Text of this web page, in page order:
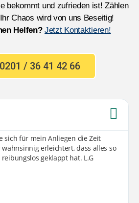
bekommt und zufrieden ist! Zählen
Chaos wird von uns Beseitig!
Helfen? Jetzt Kontaktieren!
0201 / 36 41 42 66
sich für mein Anliegen die Zeit
erleichtert, dass alles so
geklappt hat. L.G